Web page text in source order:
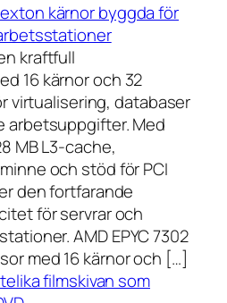
kärnor byggda för
kraftfull
16 kärnor och 32
virtualisering, databaser
arbetsuppgifter. Med
MB L3-cache,
och stöd för PCI
den fortfarande
för servrar och
AMD EPYC 7302
med 16 kärnor och […]
filmskivan som